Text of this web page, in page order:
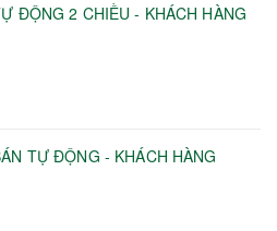
ĐỘNG 2 CHIỀU - KHÁCH HÀNG
TỰ ĐỘNG - KHÁCH HÀNG